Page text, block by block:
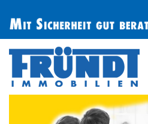
UNTERNEHMEN
IMMOBILIE FINDEN
IMMOBILIE ANBIETEN